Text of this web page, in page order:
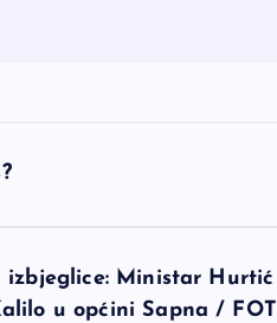
Ministar
u općini Sapna /